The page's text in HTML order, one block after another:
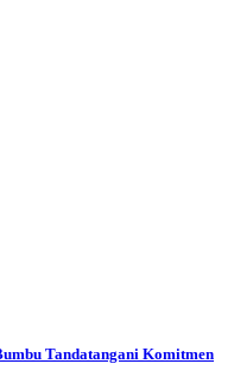
Tandatangani Komitmen